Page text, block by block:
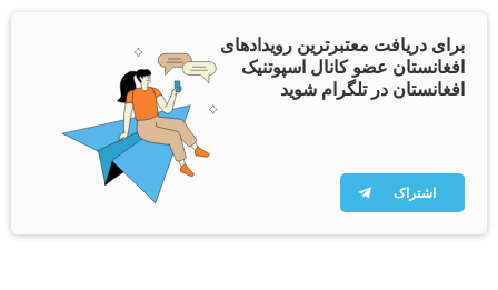
برای دریافت معتبرترین رویدادهای
افغانستان عضو کانال اسپوتنیک
افغانستان در تلگرام شوید
اشتراک